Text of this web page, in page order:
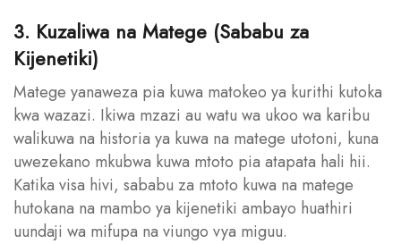
3. Kuzaliwa na Matege (Sababu za
Kijenetiki)
Matege yanaweza pia kuwa matokeo ya kurithi kutoka
kwa wazazi. Ikiwa mzazi au watu wa ukoo wa karibu
walikuwa na historia ya kuwa na matege utotoni, kuna
uwezekano mkubwa kuwa mtoto pia atapata hali hii.
Katika visa hivi, sababu za mtoto kuwa na matege
hutokana na mambo ya kijenetiki ambayo huathiri
uundaji wa mifupa na viungo vya miguu.